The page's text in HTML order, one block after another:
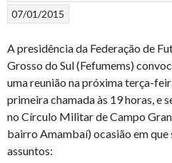
07/01/2015
A presidência da Federação de
Grosso do Sul (Fefumems)
uma reunião na próxima terça-
primeira chamada às 19 horas, e
no Círculo Militar de Campo
bairro Amambaí) ocasião em
assuntos: